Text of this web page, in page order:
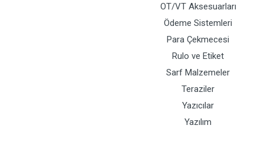
OT/VT Aksesuarları
Ödeme Sistemleri
Para Çekmecesi
Rulo ve Etiket
Sarf Malzemeler
Teraziler
Yazıcılar
Yazılım